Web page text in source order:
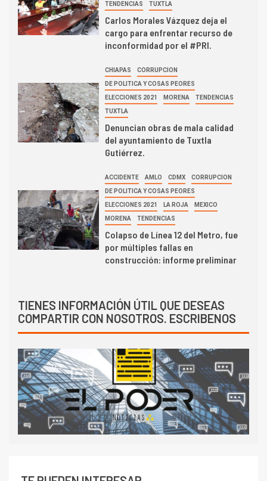
TENDENCIAS TUXTLA
Carlos Morales Vázquez deja el
cargo para enfrentar recurso de
inconformidad por el #PRI.
CHIAPAS CORRUPCION
DE POLITICA Y COSAS PEORES
ELECCIONES 2021 MORENA TENDENCIAS
TUXTLA
Denuncian obras de mala calidad
del ayuntamiento de Tuxtla
Gutiérrez.
ACCIDENTE AMLO CDMX CORRUPCION
DE POLITICA Y COSAS PEORES
ELECCIONES 2021 LA ROJA MEXICO
MORENA TENDENCIAS
Colapso de Línea 12 del Metro, fue
por múltiples fallas en
construcción: informe preliminar
TIENES INFORMACIÓN ÚTIL QUE DESEAS
COMPARTIR CON NOSOTROS. ESCRIBENOS